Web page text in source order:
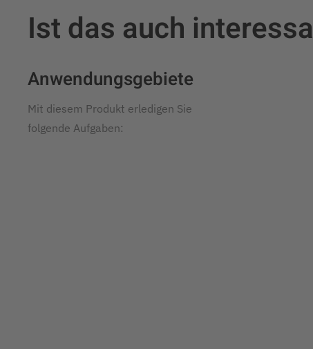
Ist das auch
Anwendungsgebiete
Mit diesem Produkt erledigen Sie
folgende Aufgaben: